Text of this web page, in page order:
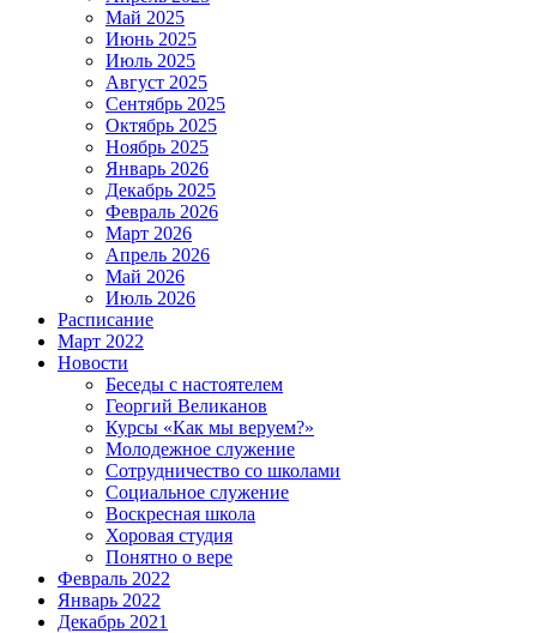
Май 2025
Июнь 2025
Июль 2025
Август 2025
Сентябрь 2025
Октябрь 2025
Ноябрь 2025
Январь 2026
Декабрь 2025
Февраль 2026
Март 2026
Апрель 2026
Май 2026
Июль 2026
Расписание
Март 2022
Новости
Беседы с настоятелем
Георгий Великанов
Курсы «Как мы веруем?»
Молодежное служение
Сотрудничество со школами
Социальное служение
Воскресная школа
Хоровая студия
Понятно о вере
Февраль 2022
Январь 2022
Декабрь 2021